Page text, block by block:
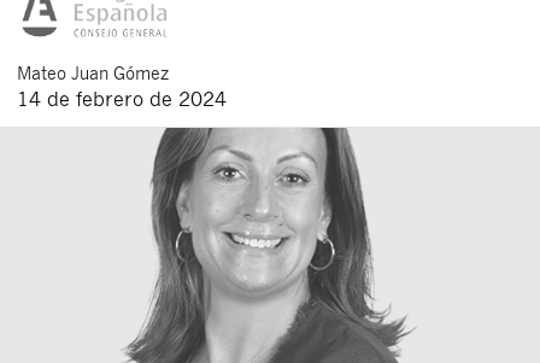
Mateo Juan Gómez
14 de febrero de 2024